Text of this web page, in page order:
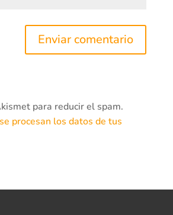
para reducir el spam.
procesan los datos de tus